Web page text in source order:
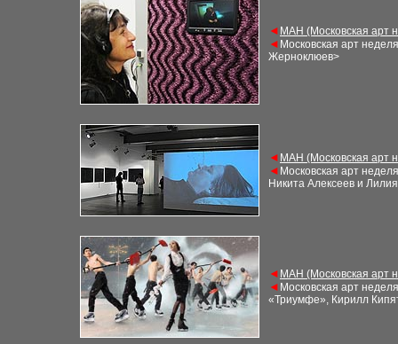
◄ МАН (Московская арт
◄ Московская арт неделя
Жерноклюев>
◄ МАН (Московская арт
◄ Московская арт неделя
Никита Алексеев и
◄ МАН (Московская арт
◄ Московская арт неделя
«Триумфе», Кирилл